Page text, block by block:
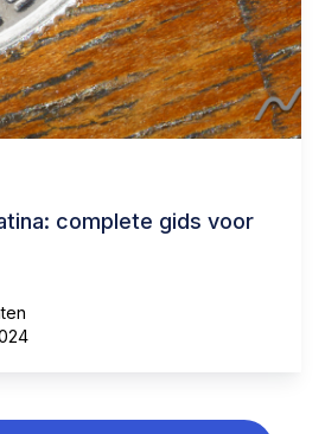
complete gids voor